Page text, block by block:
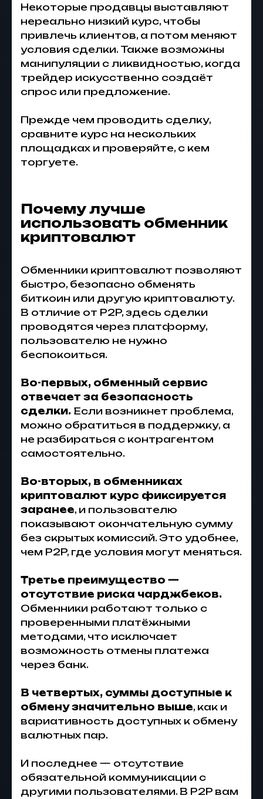
Некоторые продавцы выставляют
нереально низкий курс, чтобы
привлечь клиентов, а потом меняют
условия сделки. Также возможны
манипуляции с ликвидностью, когда
трейдер искусственно создаёт
спрос или предложение.
Прежде чем проводить сделку,
сравните курс на нескольких
площадках и проверяйте, с кем
торгуете.
Почему лучше
использовать обменник
криптовалют
Обменники криптовалют позволяют
быстро, безопасно обменять
биткоин или другую криптовалюту.
В отличие от P2P, здесь сделки
проводятся через платформу,
пользователю не нужно
беспокоиться.
Во-первых, обменный сервис
отвечает за безопасность
сделки. Если возникнет проблема,
можно обратиться в поддержку, а
не разбираться с контрагентом
самостоятельно.
Во-вторых, в обменниках
криптовалют курс фиксируется
заранее, и пользователю
показывают окончательную сумму
без скрытых комиссий. Это удобнее,
чем P2P, где условия могут меняться.
Третье преимущество —
отсутствие риска чарджбеков.
Обменники работают только с
проверенными платёжными
методами, что исключает
возможность отмены платежа
через банк.
В четвертых, суммы доступные к
обмену значительно выше, как и
вариативность доступных к обмену
валютных пар.
И последнее — отсутствие
обязательной коммуникации с
другими пользователями. В P2P вам